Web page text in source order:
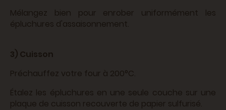
Mélangez bien pour enrober uniformément les
épluchures d'assaisonnement.
3) Cuisson
Préchauffez votre four à 200°C.
Étalez les épluchures en une seule couche sur une
plaque de cuisson recouverte de papier sulfurisé.